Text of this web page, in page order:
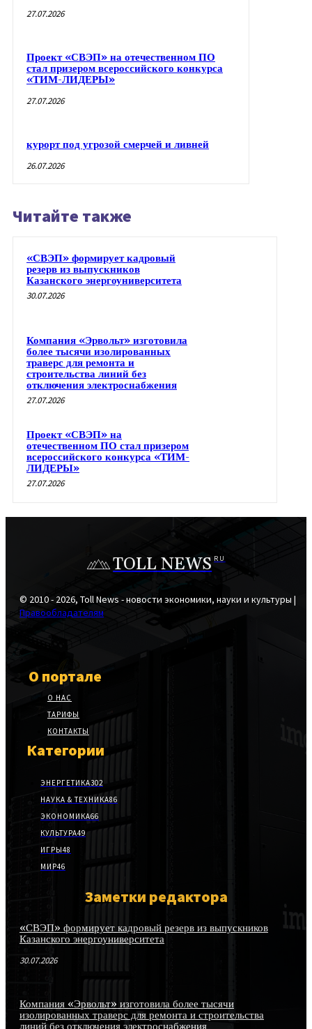
27.07.2026
Проект «СВЭП» на отечественном ПО
стал призером всероссийского конкурса
«ТИМ-ЛИДЕРЫ»
27.07.2026
курорт под угрозой смерчей и ливней
26.07.2026
Читайте также
«СВЭП» формирует кадровый
резерв из выпускников
Казанского энергоуниверситета
30.07.2026
Компания «Эрвольт» изготовила
более тысячи изолированных
траверс для ремонта и
строительства линий без
отключения электроснабжения
27.07.2026
Проект «СВЭП» на
отечественном ПО стал призером
всероссийского конкурса «ТИМ-
ЛИДЕРЫ»
27.07.2026
TOLL NEWS RU
© 2010 - 2026, Toll News - новости экономики, науки и культуры |
Правообладателям
О портале
О НАС
ТАРИФЫ
КОНТАКТЫ
Категории
ЭНЕРГЕТИКА302
НАУКА & ТЕХНИКА86
ЭКОНОМИКА66
КУЛЬТУРА49
ИГРЫ48
МИР46
Заметки редактора
«СВЭП» формирует кадровый резерв из выпускников
Казанского энергоуниверситета
30.07.2026
Компания «Эрвольт» изготовила более тысячи
изолированных траверс для ремонта и строительства
линий без отключения электроснабжения